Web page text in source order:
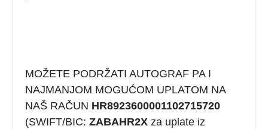
MOŽETE PODRŽATI AUTOGRAF PA I
NAJMANJOM MOGUĆOM UPLATOM NA
NAŠ RAČUN HR8923600001102715720
(SWIFT/BIC: ZABAHR2X za uplate iz